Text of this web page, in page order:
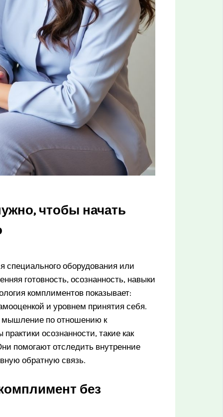
чтобы начать
специального оборудования или
готовность, осознанность, навыки
комплиментов показывает:
и уровнем принятия себя.
мышление по отношению к
осознанности, такие как
помогают отследить внутренние
обратную связь.
без